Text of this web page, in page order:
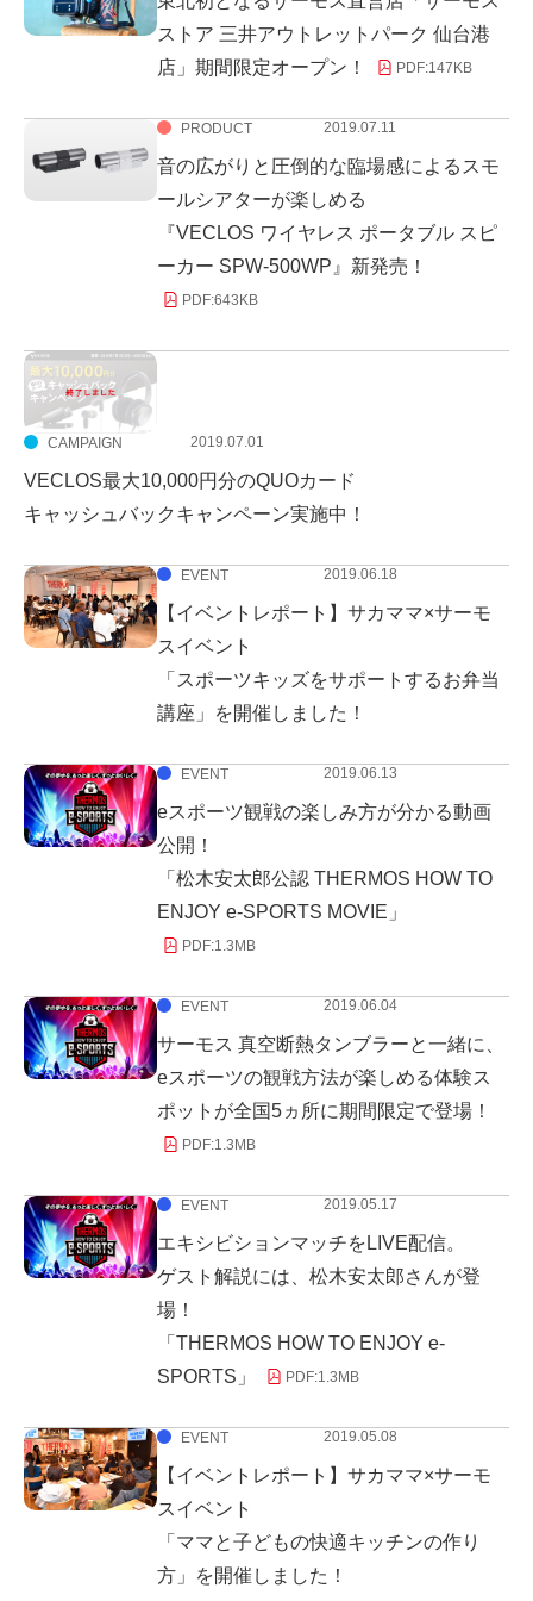
ストア 三井アウトレットパーク 仙台港
店」期間限定オープン！
PDF:147KB
PRODUCT 2019.07.11
音の広がりと圧倒的な臨場感によるスモ
ールシアターが楽しめる
『VECLOS ワイヤレス ポータブル スピ
ーカー SPW-500WP』新発売！
PDF:643KB
CAMPAIGN 2019.07.01
VECLOS最大10,000円分のQUOカード
キャッシュバックキャンペーン実施中！
EVENT 2019.06.18
【イベントレポート】サカママ×サーモ
スイベント
「スポーツキッズをサポートするお弁当
講座」を開催しました！
EVENT 2019.06.13
eスポーツ観戦の楽しみ方が分かる動画
公開！
「松木安太郎公認 THERMOS HOW TO
ENJOY e-SPORTS MOVIE」
PDF:1.3MB
EVENT 2019.06.04
サーモス 真空断熱タンブラーと一緒に、
eスポーツの観戦方法が楽しめる体験ス
ポットが全国5ヵ所に期間限定で登場！
PDF:1.3MB
EVENT 2019.05.17
エキシビションマッチをLIVE配信。
ゲスト解説には、松木安太郎さんが登
場！
「THERMOS HOW TO ENJOY e-
SPORTS」
PDF:1.3MB
EVENT 2019.05.08
【イベントレポート】サカママ×サーモ
スイベント
「ママと子どもの快適キッチンの作り
方」を開催しました！